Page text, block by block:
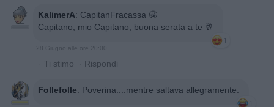
KalimerA: CapitanFracassa 🤩
Capitano, mio Capitano, buona serata a te 🥂
1
28 Giugno alle ore 20:00
· Ti stimo · Rispondi
Follefolle: Poverina....mentre saltava allegramente.
1